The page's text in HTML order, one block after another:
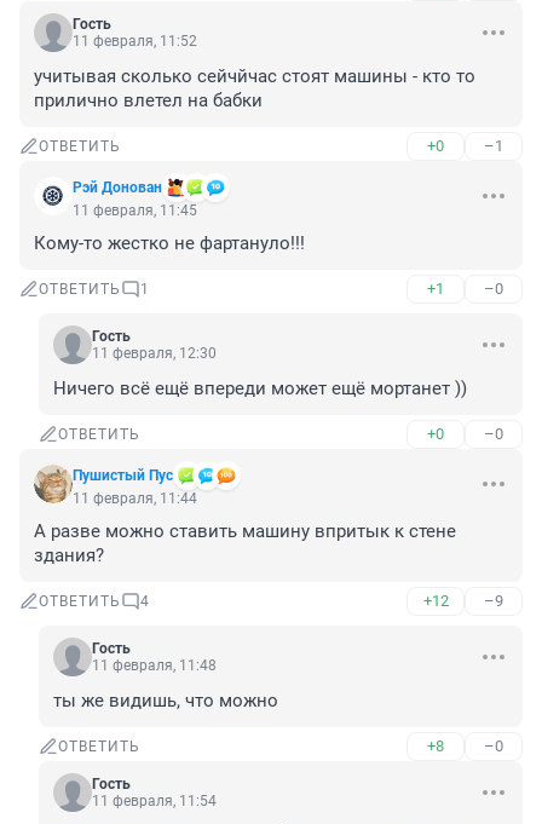
Гость
11 февраля, 11:52
учитывая сколько сейчйчас стоят машины - кто то
прилично влетел на бабки
ОТВЕТИТЬ +0 –1
Рэй Донован
11 февраля, 11:45
Кому-то жестко не фартануло!!!
ОТВЕТИТЬ 1 +1 –0
Гость
11 февраля, 12:30
Ничего всё ещё впереди может ещё мортанет ))
ОТВЕТИТЬ +0 –0
Пушистый Пус
11 февраля, 11:44
А разве можно ставить машину впритык к стене
здания?
ОТВЕТИТЬ 4 +12 –9
Гость
11 февраля, 11:48
ты же видишь, что можно
ОТВЕТИТЬ +8 –0
Гость
11 февраля, 11:54